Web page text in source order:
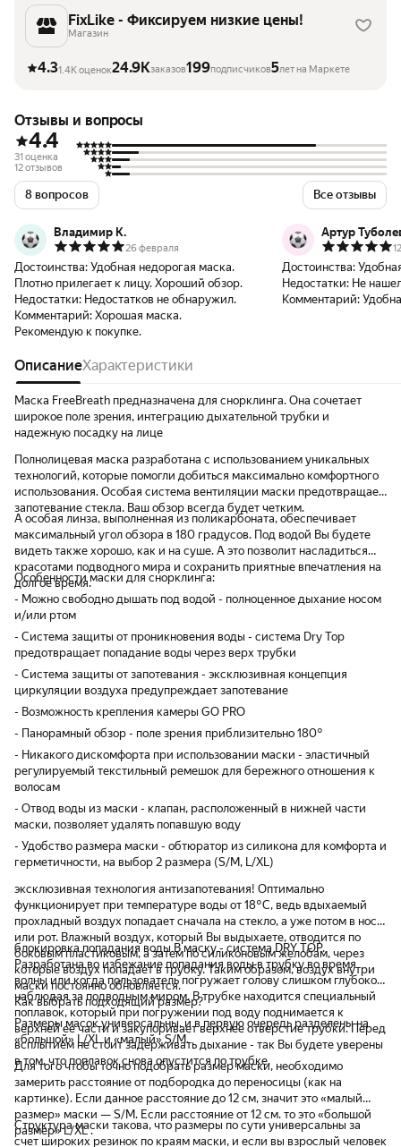
FixLike - Фиксируем низкие цены!
Магазин
4.31.4K оценок24.9Kзаказов199подписчиков5лет на Маркете
Отзывы и вопросы
4.4
31 оценка
12 отзывов
8 вопросов Все отзывы
Владимир К.
26 февраля
Достоинства: Удобная недорогая маска.
Плотно прилегает к лицу. Хороший обзор.
Недостатки: Недостатков не обнаружил.
Комментарий: Хорошая маска.
Рекомендую к покупке.
Артур
Достоинства:
Недостатки: Не
Комментарий:
ОписаниеХарактеристики
Маска FreeBreath предназначена для снорклинга. Она сочетает
широкое поле зрения, интеграцию дыхательной трубки и
надежную посадку на лице
Полнолицевая маска разработана с использованием уникальных
технологий, которые помогли добиться максимально комфортного
использования. Особая система вентиляции маски предотвращает
запотевание стекла. Ваш обзор всегда будет четким.
А особая линза, выполненная из поликарбоната, обеспечивает
максимальный угол обзора в 180 градусов. Под водой Вы будете
видеть также хорошо, как и на суше. А это позволит насладиться
красотами подводного мира и сохранить приятные впечатления на
долгое время.
Особенности маски для снорклинга:
- Можно свободно дышать под водой - полноценное дыхание носом
и/или ртом
- Система защиты от проникновения воды - система Dry Top
предотвращает попадание воды через верх трубки
- Система защиты от запотевания - эксклюзивная концепция
циркуляции воздуха предупреждает запотевание
- Возможность крепления камеры GO PRO
- Панорамный обзор - поле зрения приблизительно 180°
- Никакого дискомфорта при использовании маски - эластичный
регулируемый текстильный ремешок для бережного отношения к
волосам
- Отвод воды из маски - клапан, расположенный в нижней части
маски, позволяет удалять попавшую воду
- Удобство размера маски - обтюратор из силикона для комфорта и
герметичности, на выбор 2 размера (S/M, L/XL)
эксклюзивная технология антизапотевания! Оптимально
функционирует при температуре воды от 18°C, ведь вдыхаемый
прохладный воздух попадает сначала на стекло, а уже потом в нос
или рот. Влажный воздух, который Вы выдыхаете, отводится по
боковым пластиковым, а затем по силиконовым желобам, через
которые воздух попадает в трубку. Таким образом, воздух внутри
маски постоянно обновляется.
блокировка попадания воды В маску - система DRY TOP.
Разработана во избежание попадания воды в трубку во время
волны или когда пользователь погружает голову слишком глубоко,
наблюдая за подводным миром. В трубке находится специальный
поплавок, который при погружении под воду поднимается к
верхней ее части и закупоривает верхнее отверстие трубки. Перед
всплытием не стоит задерживать дыхание - так Вы будете уверены
в том, что поплавок снова опустится по трубке.
Как выбрать подходящий размер?
Размеры масок универсальны, и в первую очередь разделены на
«большой» L/XL и «малый» S/M.
Для того чтобы точно подобрать размер маски, необходимо
замерить расстояние от подбородка до переносицы (как на
картинке). Если данное расстояние до 12 см, значит это «малый
размер» маски — S/M. Если расстояние от 12 см. то это «большой
размер» L/XL .
Структура маски такова, что размеры по сути универсальны за
счет широких резинок по краям маски, и если вы взрослый человек